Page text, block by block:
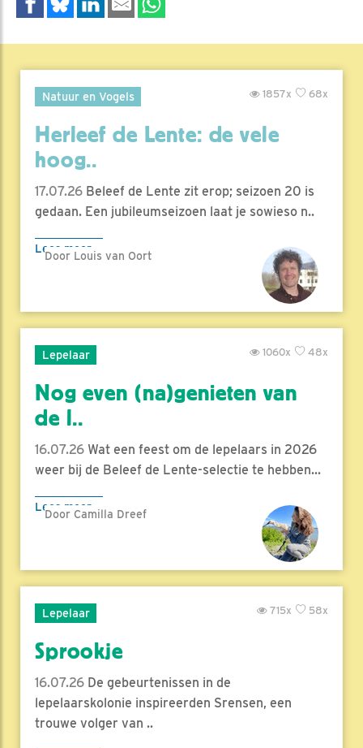
Natuur en Vogels 68x
1857x
Herleef de Lente: de vele
hoog..
17.07.26 Beleef de Lente zit erop; seizoen 20 is
gedaan. Een jubileumseizoen laat je sowieso n..
Lees meer
Door Louis van Oort
Lepelaar 48x
1060x
Nog even (na)genieten van
de l..
16.07.26 Wat een feest om de lepelaars in 2026
weer bij de Beleef de Lente-selectie te hebben...
Lees meer
Door Camilla Dreef
Lepelaar 58x
715x
Sprookje
16.07.26 De gebeurtenissen in de
lepelaarskolonie inspireerden Srensen, een
trouwe volger van ..